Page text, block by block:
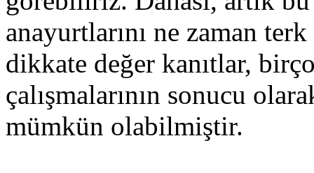
anayurtlarını ne zaman
dikkate değer kanıtlar,
çalışmalarının sonucu
mümkün olabilmiştir.